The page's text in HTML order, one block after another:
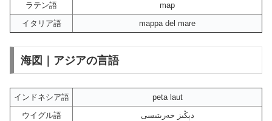
ラテン語
map
イタリア語
mappa del mare
海図｜アジアの言語
インドネシア語
peta laut
ウイグル語
دېڭىز خەرىتىسى